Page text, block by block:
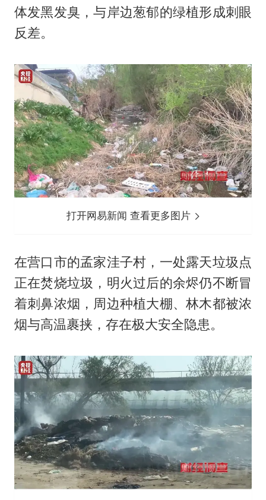
体发黑发臭，与岸边葱郁的绿植形成刺眼
反差。
打开网易新闻 查看更多图片
在营口市的孟家洼子村，一处露天垃圾点
正在焚烧垃圾，明火过后的余烬仍不断冒
着刺鼻浓烟，周边种植大棚、林木都被浓
烟与高温裹挟，存在极大安全隐患。